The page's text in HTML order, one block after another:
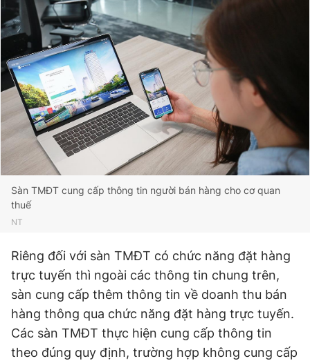
Theo dõi báo trên
Hotline
0906 645 777
Liên hệ quảng cáo
0908 780 404
Đặt báo Quảng cáo RSS Tòa soạn Chính sách bảo
Tổng biên tập: Nguyễn Ngọc Toàn
Phó tổng biên tập thường trực: Hải Thành
Phó tổng biên tập: Lâm Hiếu Dũng
Giấy phép xuất bản số 110/GP - BTTTT cấp ngày 24.3.2020
© 2003-2026 Bản quyền thuộc về Báo Thanh Niên. Cấm sao
chép dưới mọi hình thức nếu không có sự chấp thuận bằng văn
bản. Phát triển bởi ePi Technologies, JSC.
Sàn TMĐT cung cấp thông tin người bán hàng cho cơ quan
thuế
NT
Riêng đối với sàn TMĐT có chức năng đặt hàng
trực tuyến thì ngoài các thông tin chung trên,
sàn cung cấp thêm thông tin về doanh thu bán
hàng thông qua chức năng đặt hàng trực tuyến.
Các sàn TMĐT thực hiện cung cấp thông tin
theo đúng quy định, trường hợp không cung cấp